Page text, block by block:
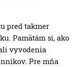
pred takmer
Pamätám si, ako
vyvodenia
Pre mňa